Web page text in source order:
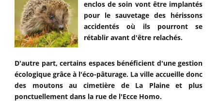
enclos de soin vont être implantés
pour le sauvetage des hérissons
accidentés où ils pourront se
rétablir avant d'être relachés.
D'autre part, certains espaces bénéficient d'une gestion
écologique grâce à l'éco-pâturage. La ville accueille donc
des moutons au cimetière de La Plaine et plus
ponctuellement dans la rue de l'Ecce Homo.